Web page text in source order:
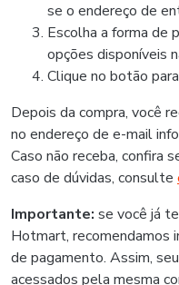
se o endereço de
Escolha a forma de
opções disponíveis
Clique no botão
Depois da compra, você
no endereço de e-mail
Caso não receba, confira
caso de dúvidas, consulte
Importante: se você já
Hotmart, recomendamos
de pagamento. Assim,
acessados pela mesma